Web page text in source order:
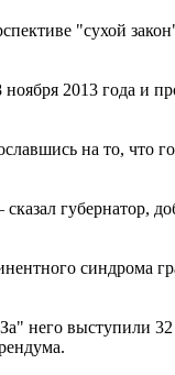
"сухой
2013 года и
на то, что
губернатор,
синдрома
него выступили 32